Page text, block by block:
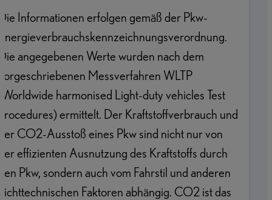
Informationen erfolgen gemäß der Pkw-
angegebenen Werte wurden nach dem
Messverfahren WLTP
harmonised Light-duty vehicles Test
ermittelt. Der Kraftstoffverbrauch und
CO2-Ausstoß eines Pkw sind nicht nur von
effizienten Ausnutzung des Kraftstoffs durch
Pkw, sondern auch vom Fahrstil und anderen
Faktoren abhängig. CO2 ist das